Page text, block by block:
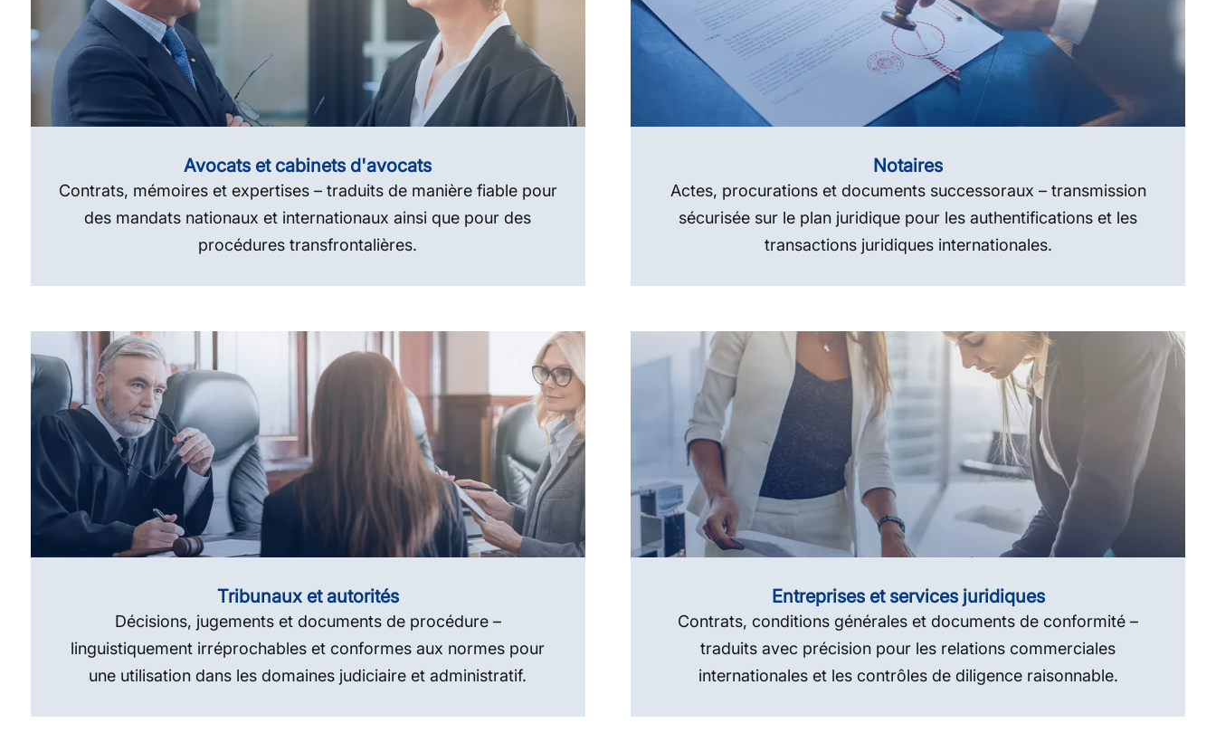
Avocats et cabinets d'avocats
Contrats, mémoires et expertises – traduits de manière fiable pour
des mandats nationaux et internationaux ainsi que pour des
procédures transfrontalières.
Notaires
Actes, procurations et documents successoraux – transmission
sécurisée sur le plan juridique pour les authentifications et les
transactions juridiques internationales.
Tribunaux et autorités
Décisions, jugements et documents de procédure –
linguistiquement irréprochables et conformes aux normes pour
une utilisation dans les domaines judiciaire et administratif.
Entreprises et services juridiques
Contrats, conditions générales et documents de conformité –
traduits avec précision pour les relations commerciales
internationales et les contrôles de diligence raisonnable.